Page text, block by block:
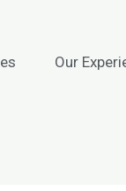
Our